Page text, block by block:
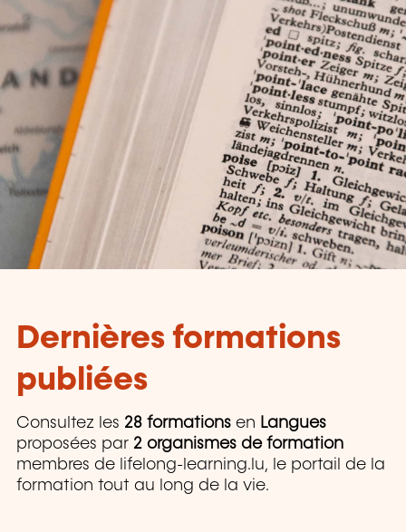
Dernières formations
publiées
Consultez les 28 formations en Langues
proposées par 2 organismes de formation
membres de lifelong-learning.lu, le portail de la
formation tout au long de la vie.